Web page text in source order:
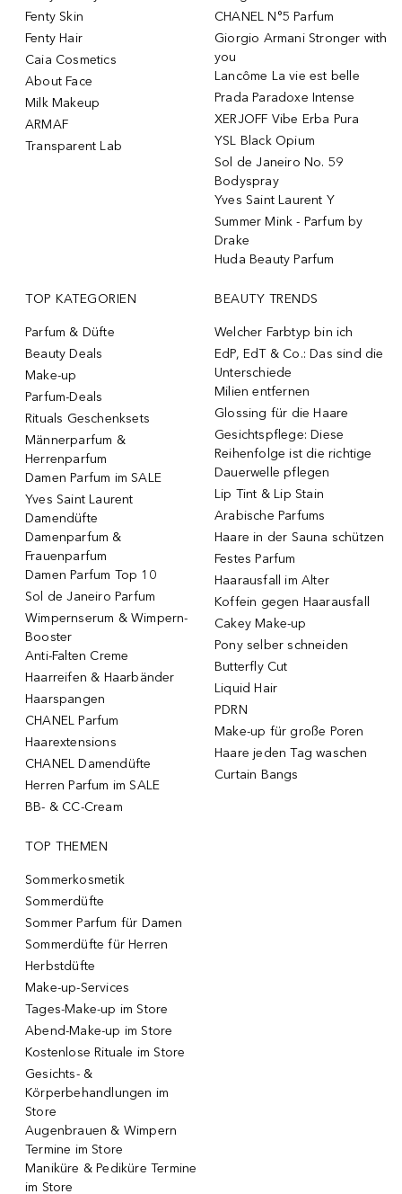
Fenty Skin
Fenty Hair
Caia Cosmetics
About Face
Milk Makeup
ARMAF
Transparent Lab
CHANEL N°5 Parfum
Giorgio Armani Stronger with
you
Lancôme La vie est belle
Prada Paradoxe Intense
XERJOFF Vibe Erba Pura
YSL Black Opium
Sol de Janeiro No. 59
Bodyspray
Yves Saint Laurent Y
Summer Mink - Parfum by
Drake
Huda Beauty Parfum
TOP KATEGORIEN
Parfum & Düfte
Beauty Deals
Make-up
Parfum-Deals
Rituals Geschenksets
Männerparfum &
Herrenparfum
Damen Parfum im SALE
Yves Saint Laurent
Damendüfte
Damenparfum &
Frauenparfum
Damen Parfum Top 10
Sol de Janeiro Parfum
Wimpernserum & Wimpern-
Booster
Anti-Falten Creme
Haarreifen & Haarbänder
Haarspangen
CHANEL Parfum
Haarextensions
CHANEL Damendüfte
Herren Parfum im SALE
BB- & CC-Cream
BEAUTY TRENDS
Welcher Farbtyp bin ich
EdP, EdT & Co.: Das sind die
Unterschiede
Milien entfernen
Glossing für die Haare
Gesichtspflege: Diese
Reihenfolge ist die richtige
Dauerwelle pflegen
Lip Tint & Lip Stain
Arabische Parfums
Haare in der Sauna schützen
Festes Parfum
Haarausfall im Alter
Koffein gegen Haarausfall
Cakey Make-up
Pony selber schneiden
Butterfly Cut
Liquid Hair
PDRN
Make-up für große Poren
Haare jeden Tag waschen
Curtain Bangs
TOP THEMEN
Sommerkosmetik
Sommerdüfte
Sommer Parfum für Damen
Sommerdüfte für Herren
Herbstdüfte
Make-up-Services
Tages-Make-up im Store
Abend-Make-up im Store
Kostenlose Rituale im Store
Gesichts- &
Körperbehandlungen im
Store
Augenbrauen & Wimpern
Termine im Store
Maniküre & Pediküre Termine
im Store